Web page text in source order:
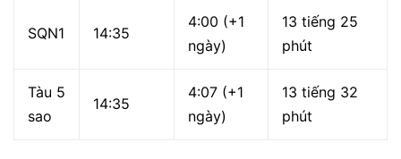
SQN1 14:35
4:00 (+1
ngày)
13 tiếng 25
phút
Tàu 5
sao
14:35
4:07 (+1
ngày)
13 tiếng 32
phút